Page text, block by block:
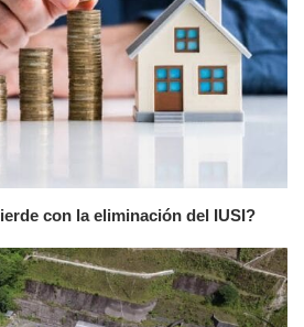
con la eliminación del IUSI?